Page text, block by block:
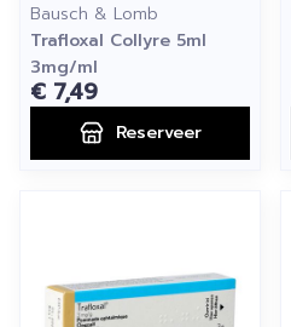
Bausch & Lomb
Trafloxal Collyre 5ml
3mg/ml
€ 7,49
Reserveer